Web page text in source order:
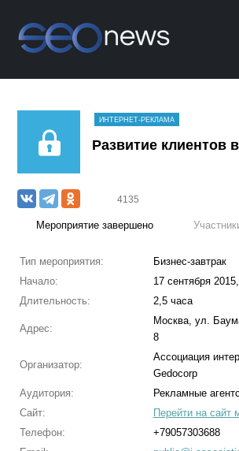
ИНТЕРНЕТ-РЕКЛАМА
Развитие клиентов
4135
Мероприятие завершено
Тип мероприятия:
Бизнес-завтрак
Начало:
17 сентября
Длительность:
2,5 часа
Адрес:
Москва, ул.
8
Организатор:
Ассоциация
Gedocorp
Аудитория:
Рекламные
Сайт:
Перейти на сайт
Телефон:
+79057303688